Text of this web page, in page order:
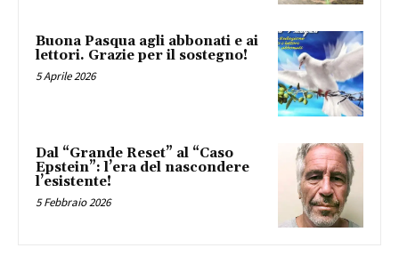
Buona Pasqua agli abbonati e ai
lettori. Grazie per il sostegno!
5 Aprile 2026
Dal “Grande Reset” al “Caso
Epstein”: l’era del nascondere
l’esistente!
5 Febbraio 2026